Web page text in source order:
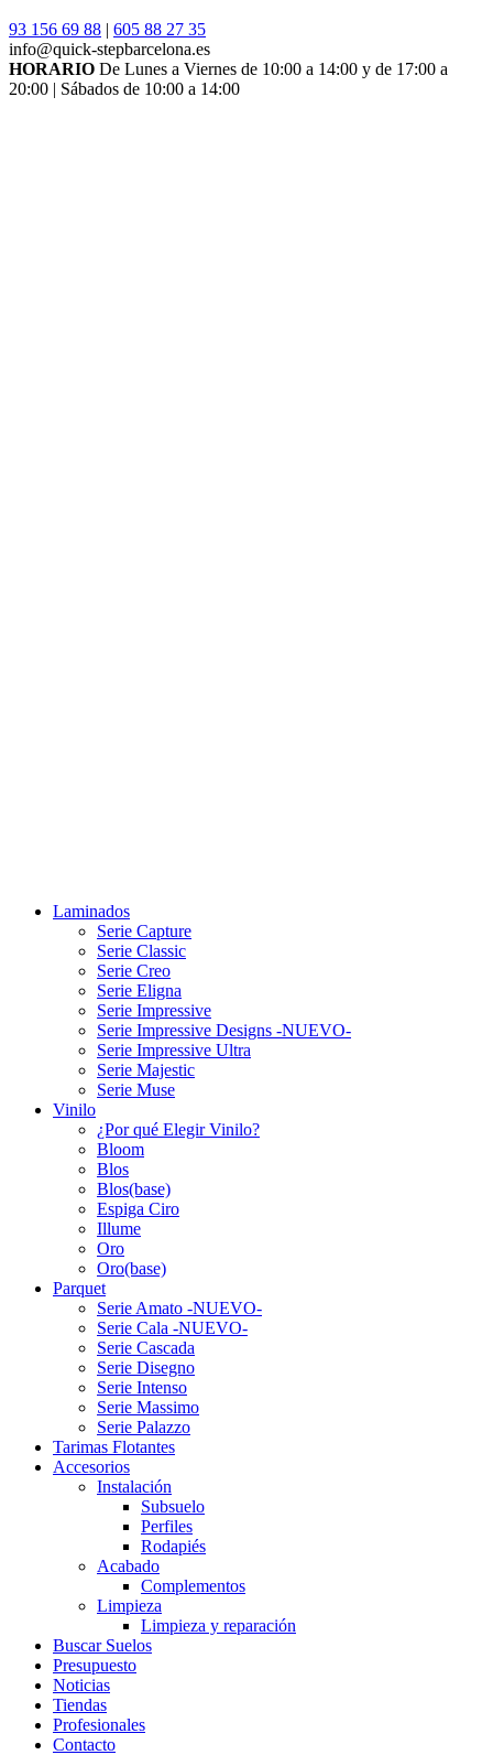
93 156 69 88 | 605 88 27 35
info@quick-stepbarcelona.es
HORARIO De Lunes a Viernes de 10:00 a 14:00 y de 17:00 a
20:00 | Sábados de 10:00 a 14:00
Laminados
Serie Capture
Serie Classic
Serie Creo
Serie Eligna
Serie Impressive
Serie Impressive Designs -NUEVO-
Serie Impressive Ultra
Serie Majestic
Serie Muse
Vinilo
¿Por qué Elegir Vinilo?
Bloom
Blos
Blos(base)
Espiga Ciro
Illume
Oro
Oro(base)
Parquet
Serie Amato -NUEVO-
Serie Cala -NUEVO-
Serie Cascada
Serie Disegno
Serie Intenso
Serie Massimo
Serie Palazzo
Tarimas Flotantes
Accesorios
Instalación
Subsuelo
Perfiles
Rodapiés
Acabado
Complementos
Limpieza
Limpieza y reparación
Buscar Suelos
Presupuesto
Noticias
Tiendas
Profesionales
Contacto